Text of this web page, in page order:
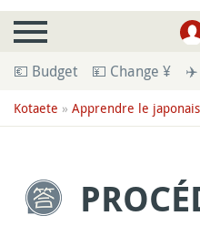
💶 Budget 💴 Change ¥ ✈️
Kotaete » Apprendre le japonais